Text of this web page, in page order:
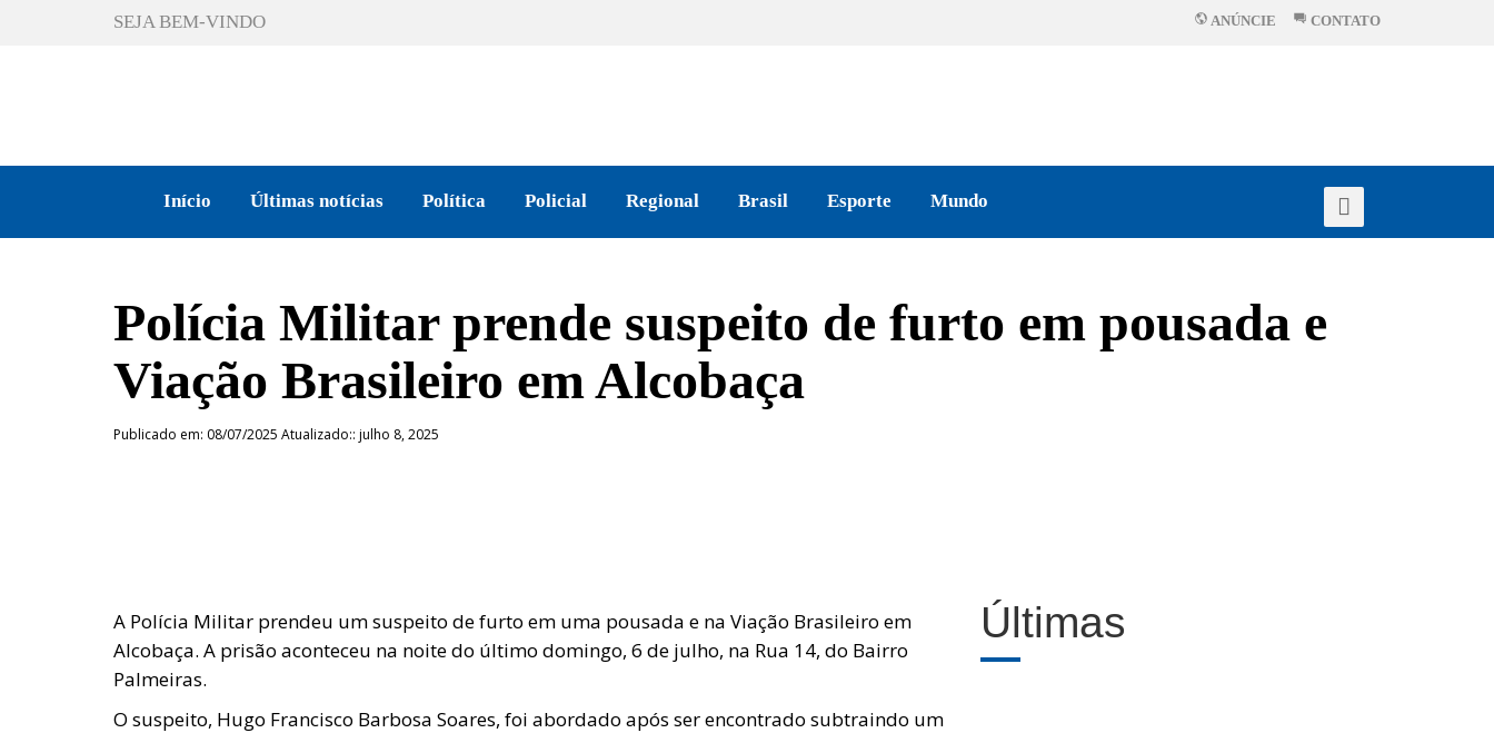
SEJA BEM-VINDO ANÚNCIE CONTATO
Início Últimas notícias Política Policial Regional Brasil Esporte Mundo
Polícia Militar prende suspeito de furto em pousada e
Viação Brasileiro em Alcobaça
Publicado em: 08/07/2025 Atualizado:: julho 8, 2025
A Polícia Militar prendeu um suspeito de furto em uma pousada e na Viação Brasileiro em
Alcobaça. A prisão aconteceu na noite do último domingo, 6 de julho, na Rua 14, do Bairro
Palmeiras.
O suspeito, Hugo Francisco Barbosa Soares, foi abordado após ser encontrado subtraindo um
Últimas